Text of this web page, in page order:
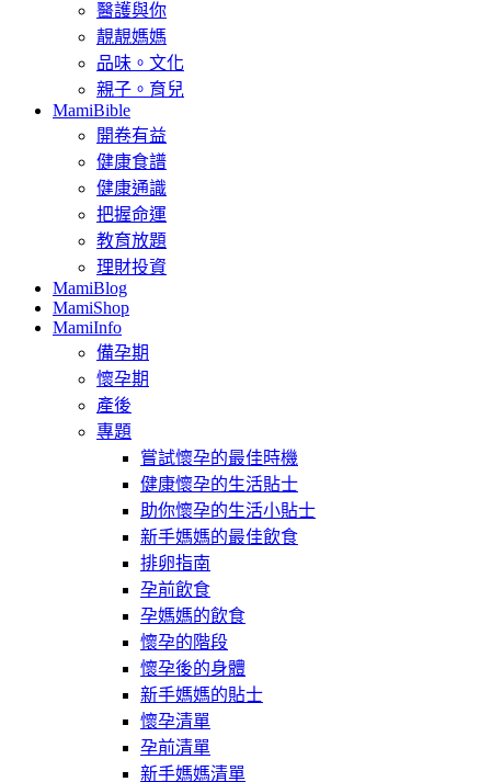
醫護與你
靚靚媽媽
品味。文化
親子。育兒
MamiBible
開卷有益
健康食譜
健康通識
把握命運
教育放題
理財投資
MamiBlog
MamiShop
MamiInfo
備孕期
懷孕期
產後
專題
嘗試懷孕的最佳時機
健康懷孕的生活貼士
助你懷孕的生活小貼士
新手媽媽的最佳飲食
排卵指南
孕前飲食
孕媽媽的飲食
懷孕的階段
懷孕後的身體
新手媽媽的貼士
懷孕清單
孕前清單
新手媽媽清單